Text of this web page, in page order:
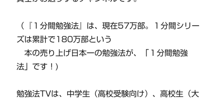
（『１分間勉強法』は、現在57万部。１分間シリー
ズは累計で180万部という
本の売り上げ日本一の勉強法が、「１分間勉強
法」です！)
勉強法TVは、中学生（高校受験向け）、高校生（大